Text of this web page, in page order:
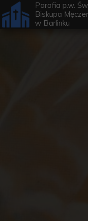
Parafia p.w.
Biskupa
w Barlinku